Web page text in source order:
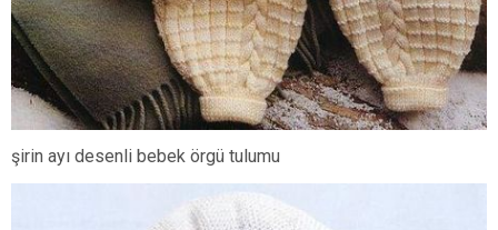
şirin ayı desenli bebek örgü tulumu